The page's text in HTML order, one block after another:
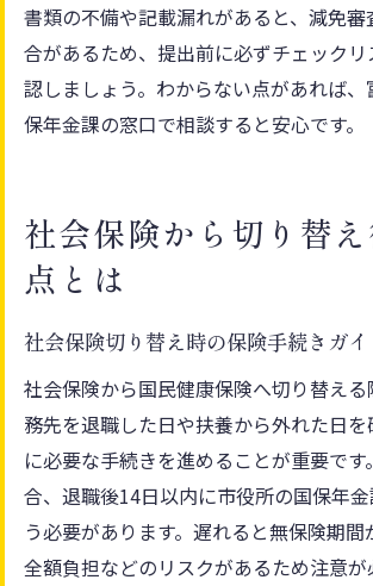
書類の不備や記載漏れがあると、減免
合があるため、提出前に必ずチェック
認しましょう。わからない点があれば
保年金課の窓口で相談すると安心です。
社会保険から切り替
点とは
社会保険切り替え時の保険手続きガイ
社会保険から国民健康保険へ切り替え
務先を退職した日や扶養から外れた日
に必要な手続きを進めることが重要です
合、退職後14日以内に市役所の国保年
う必要があります。遅れると無保険期
全額負担などのリスクがあるため注意が